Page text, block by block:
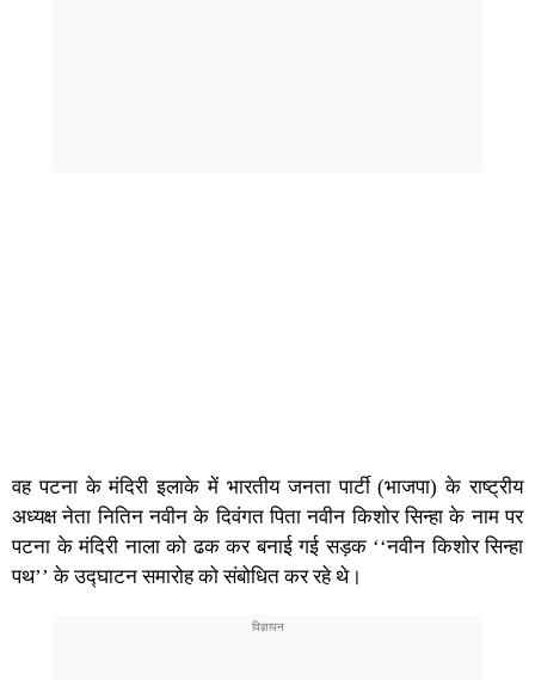
वह पटना के मंदिरी इलाके में भारतीय जनता पार्टी (भाजपा) के राष्ट्रीय
अध्यक्ष नेता नितिन नवीन के दिवंगत पिता नवीन किशोर सिन्हा के नाम पर
पटना के मंदिरी नाला को ढक कर बनाई गई सड़क ‘‘नवीन किशोर सिन्हा
पथ’’ के उद्घाटन समारोह को संबोधित कर रहे थे।